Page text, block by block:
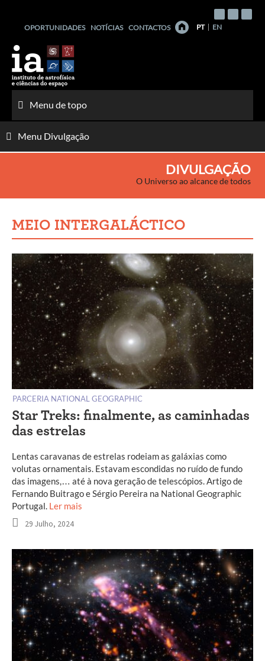
conteúdo
OPORTUNIDADES NOTÍCIAS CONTACTOS PT EN
Menu de topo
Menu Divulgação
DIVULGAÇÃO
O Universo ao alcance de todos
MEIO INTERGALÁCTICO
PARCERIA NATIONAL GEOGRAPHIC
Star Treks: finalmente, as caminhadas
das estrelas
Lentas caravanas de estrelas rodeiam as galáxias como
volutas ornamentais. Estavam escondidas no ruído de fundo
das imagens,… até à nova geração de telescópios. Artigo de
Fernando Buitrago e Sérgio Pereira na National Geographic
Portugal. Ler mais
29 Julho, 2024